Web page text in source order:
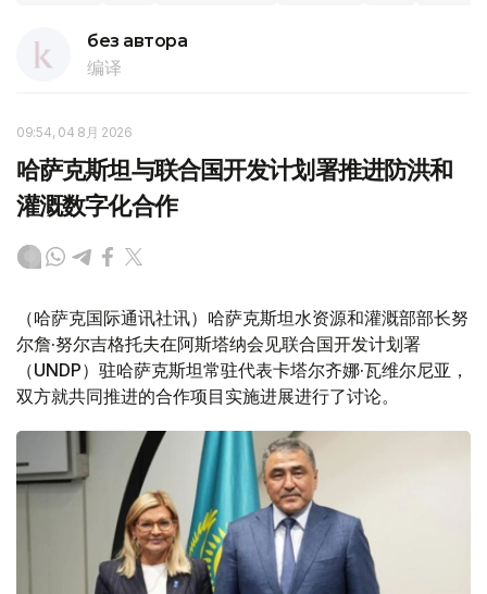
без автора
编译
09:54, 04 8月 2026
哈萨克斯坦与联合国开发计划署推进防洪和
灌溉数字化合作
（哈萨克国际通讯社讯）哈萨克斯坦水资源和灌溉部部长努
尔詹·努尔吉格托夫在阿斯塔纳会见联合国开发计划署
（UNDP）驻哈萨克斯坦常驻代表卡塔尔齐娜·瓦维尔尼亚，
双方就共同推进的合作项目实施进展进行了讨论。